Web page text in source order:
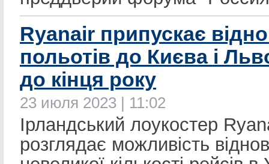
Ryanair припускає
польотів до Києва і
до кінця року
23 июля 2023 | 11:02
Ірландський лоукостер
розглядає можливість